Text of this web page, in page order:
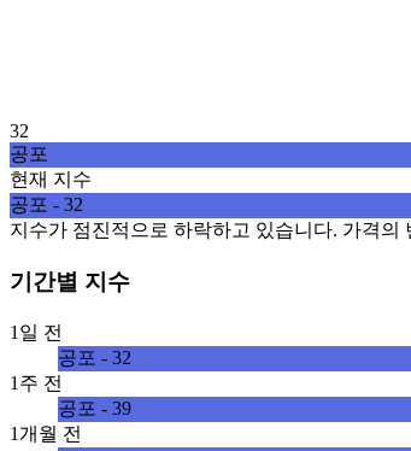
32
공포
현재 지수
공포 - 32
지수가 점진적으로 하락하고 있습니다. 가격
기간별 지수
1일 전
공포 - 32
1주 전
공포 - 39
1개월 전